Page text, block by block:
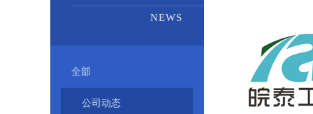
NEWS
全部
公司动态